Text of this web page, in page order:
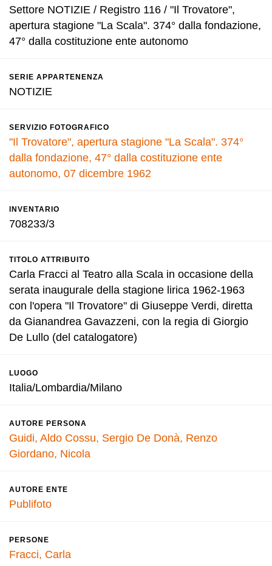
Settore NOTIZIE / Registro 116 / "Il Trovatore",
apertura stagione "La Scala". 374° dalla fondazione,
47° dalla costituzione ente autonomo
SERIE APPARTENENZA
NOTIZIE
SERVIZIO FOTOGRAFICO
"Il Trovatore", apertura stagione "La Scala". 374°
dalla fondazione, 47° dalla costituzione ente
autonomo, 07 dicembre 1962
INVENTARIO
708233/3
TITOLO ATTRIBUITO
Carla Fracci al Teatro alla Scala in occasione della
serata inaugurale della stagione lirica 1962-1963
con l'opera "Il Trovatore" di Giuseppe Verdi, diretta
da Gianandrea Gavazzeni, con la regia di Giorgio
De Lullo (del catalogatore)
LUOGO
Italia/Lombardia/Milano
AUTORE PERSONA
Guidi, Aldo Cossu, Sergio De Donà, Renzo
Giordano, Nicola
AUTORE ENTE
Publifoto
PERSONE
Fracci, Carla